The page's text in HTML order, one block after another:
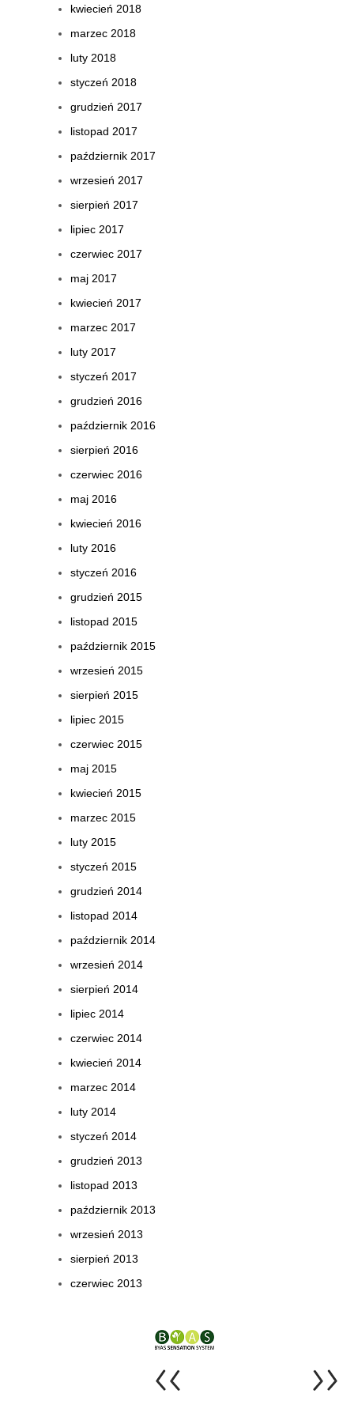
kwiecień 2018
marzec 2018
luty 2018
styczeń 2018
grudzień 2017
listopad 2017
październik 2017
wrzesień 2017
sierpień 2017
lipiec 2017
czerwiec 2017
maj 2017
kwiecień 2017
marzec 2017
luty 2017
styczeń 2017
grudzień 2016
październik 2016
sierpień 2016
czerwiec 2016
maj 2016
kwiecień 2016
luty 2016
styczeń 2016
grudzień 2015
listopad 2015
październik 2015
wrzesień 2015
sierpień 2015
lipiec 2015
czerwiec 2015
maj 2015
kwiecień 2015
marzec 2015
luty 2015
styczeń 2015
grudzień 2014
listopad 2014
październik 2014
wrzesień 2014
sierpień 2014
lipiec 2014
czerwiec 2014
kwiecień 2014
marzec 2014
luty 2014
styczeń 2014
grudzień 2013
listopad 2013
październik 2013
wrzesień 2013
sierpień 2013
czerwiec 2013